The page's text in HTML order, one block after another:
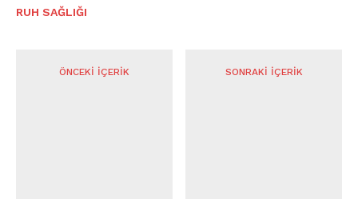
⁠RUH SAĞLIĞI
ÖNCEKI İÇERIK SONRAKI İÇERIK